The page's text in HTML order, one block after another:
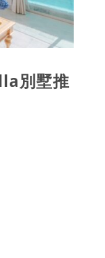
別墅推